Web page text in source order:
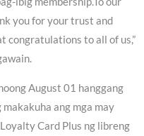
you for your trust and
congratulations to all of us,”
August 01 hanggang
ang mga may
Card Plus ng libreng